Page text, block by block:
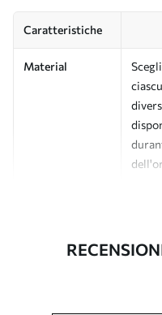
Caratteristiche
Material